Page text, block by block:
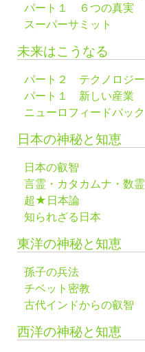
パート１ ６つの真実
スーパーサミット
未来はこうなる
パート２ テクノロジー
パート１ 新しい産業
ニューロフィードバック
日本の神秘と知恵
日本の叡智
言霊・カタカムナ・数霊
超★日本論
知られざる日本
東洋の神秘と知恵
孫子の兵法
チベット密教
古代インドからの叡智
西洋の神秘と知恵